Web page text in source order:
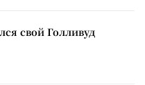
свой Голливуд